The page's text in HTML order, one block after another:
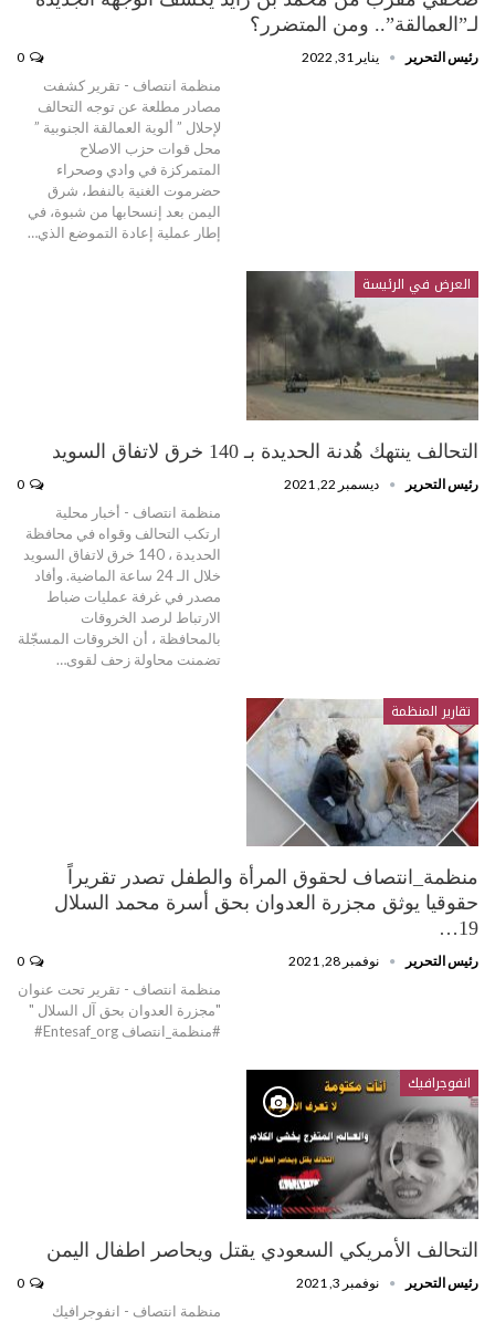
لـ”العمالقة”.. ومن المتضرر؟
رئيس التحرير يناير 31, 2022
منظمة انتصاف - تقرير كشفت
مصادر مطلعة عن توجه التحالف
لإحلال ” ألوية العمالقة الجنوبية ”
محل قوات حزب الاصلاح
المتمركزة في وادي وصحراء
حضرموت الغنية بالنفط، شرق
اليمن بعد إنسحابها من شبوة، في
إطار عملية إعادة التموضع الذي…
العرض في الرئيسة
التحالف ينتهك هُدنة الحديدة بـ 140 خرق لاتفاق السويد
رئيس التحرير ديسمبر 22, 2021
منظمة انتصاف - أخبار محلية
ارتكب التحالف وقواه في محافظة
الحديدة ، 140 خرق لاتفاق السويد
خلال الـ 24 ساعة الماضية. وأفاد
مصدر في غرفة عمليات ضباط
الارتباط لرصد الخروقات
بالمحافظة ، أن الخروقات المسجّلة
تضمنت محاولة زحف لقوى…
تقارير المنظمة
منظمة_انتصاف لحقوق المرأة والطفل تصدر تقريراً
حقوقيا يوثق مجزرة العدوان بحق أسرة محمد السلال
19…
رئيس التحرير نوفمبر 28, 2021
منظمة انتصاف - تقرير تحت عنوان
"مجزرة العدوان بحق آل السلال "
انفوجرافيك
التحالف الأمريكي السعودي يقتل ويحاصر اطفال اليمن
رئيس التحرير نوفمبر 3, 2021
منظمة انتصاف - انفوجرافيك